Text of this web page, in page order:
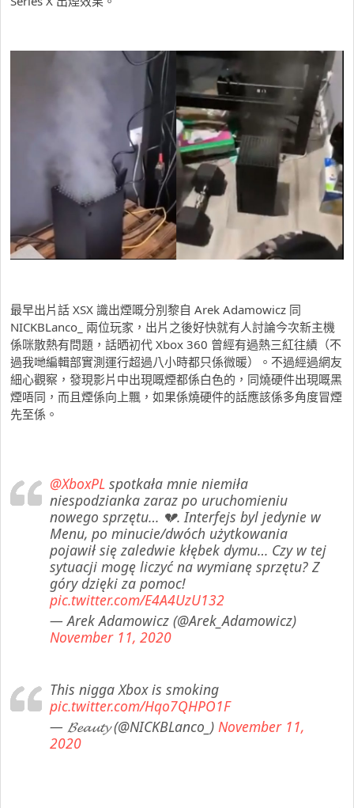
最早出片話 XSX 識出煙嘅分別黎自 Arek Adamowicz 同
NICKBLanco_ 兩位玩家，出片之後好快就有人討論今次新主機
係咪散熱有問題，話晒初代 Xbox 360 曾經有過熱三紅往績（不
過我哋編輯部實測運行超過八小時都只係微暖）。不過經過網友
細心觀察，發現影片中出現嘅煙都係白色的，同燒硬件出現嘅黑
煙唔同，而且煙係向上飄，如果係燒硬件的話應該係多角度冒煙
先至係。
@XboxPL spotkała mnie niemiła
niespodzianka zaraz po uruchomieniu
nowego sprzętu… 💔. Interfejs byl jedynie w
Menu, po minucie/dwóch użytkowania
pojawił się zaledwie kłębek dymu… Czy w tej
sytuacji mogę liczyć na wymianę sprzętu? Z
góry dzięki za pomoc!
pic.twitter.com/E4A4UzU132
— Arek Adamowicz (@Arek_Adamowicz)
November 11, 2020
This nigga Xbox is smoking
pic.twitter.com/Hqo7QHPO1F
— 𝓑𝓮𝓪𝓾𝓽𝔂 (@NICKBLanco_) November 11,
2020